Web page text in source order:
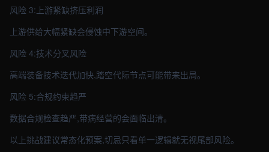
风险 3:上游紧缺挤压利润
上游供给大幅紧缺会侵蚀中下游空间。
风险 4:技术分叉风险
高端装备技术迭代加快,踏空代际节点可能带来出局。
风险 5:合规约束趋严
数据合规检查趋严,带病经营的会面临出清。
以上挑战建议常态化预案,切忌只看单一逻辑就无视尾部风险。